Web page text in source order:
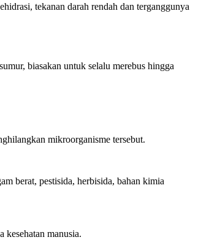
tekanan darah rendah dan terganggunya
biasakan untuk selalu merebus hingga
mikroorganisme tersebut.
berat, pestisida, herbisida, bahan kimia
manusia.